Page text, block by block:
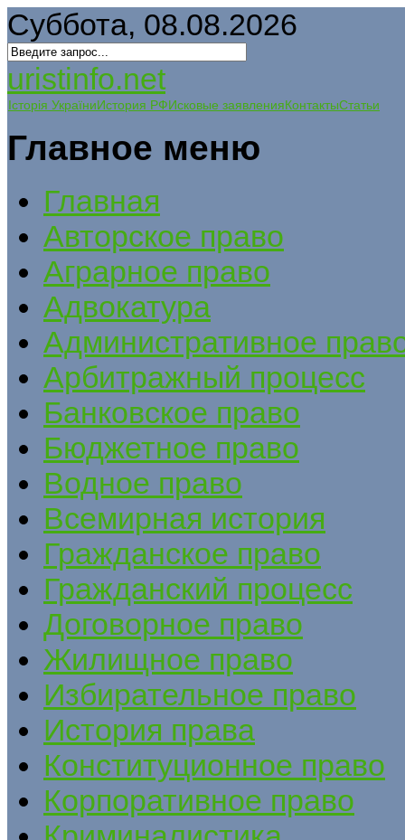
Суббота, 08.08.2026
uristinfo.net
Історія УкраїниИстория РФИсковые заявленияКонтактыСтатьи
Главное меню
Главная
Авторское право
Аграрное право
Адвокатура
Административное
Арбитражный процесс
Банковское право
Бюджетное право
Водное право
Всемирная история
Гражданское право
Гражданский процесс
Договорное право
Жилищное право
Избирательное право
История права
Конституционное право
Корпоративное право